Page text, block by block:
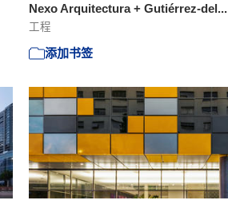
Nexo Arquitectura + Gutiérrez-del...
工程
添加书签